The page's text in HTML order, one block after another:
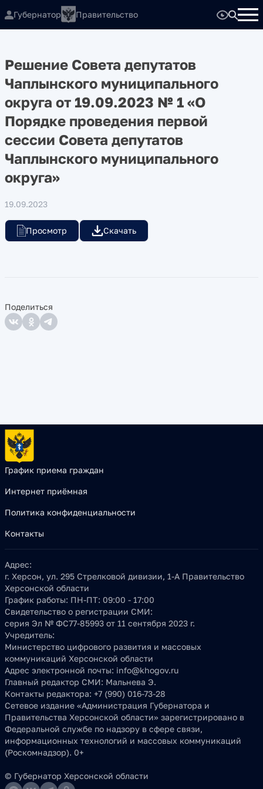
Губернатор Правительство
Решение Совета депутатов
Чаплынского муниципального
округа от 19.09.2023 № 1 «О
Порядке проведения первой
сессии Совета депутатов
Чаплынского муниципального
округа»
19.09.2023
Просмотр Скачать
Поделиться
График приема граждан
Интернет приёмная
Политика конфиденциальности
Контакты
Адрес:
г. Херсон, ул. 295 Стрелковой дивизии, 1-А Правительство
Херсонской области
График работы: ПН-ПТ: 09:00 - 17:00
Свидетельство о регистрации СМИ:
серия Эл № ФС77-85993 от 11 сентября 2023 г.
Учредитель:
Министерство цифрового развития и массовых
коммуникаций Херсонской области
Адрес электронной почты: info@khogov.ru
Главный редактор СМИ: Мальнева Э.
Контакты редактора: +7 (990) 016-73-28
Сетевое издание «Администрация Губернатора и
Правительства Херсонской области» зарегистрировано в
Федеральной службе по надзору в сфере связи,
информационных технологий и массовых коммуникаций
(Роскомнадзор). 0+
© Губернатор Херсонской области